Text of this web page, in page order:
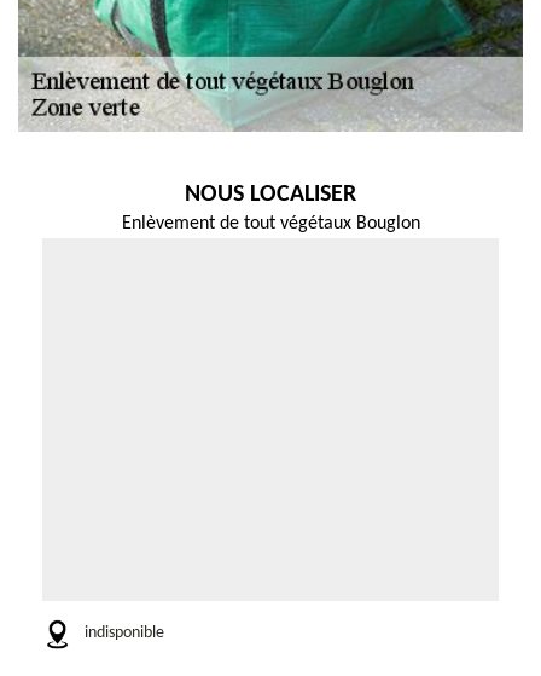
NOUS LOCALISER
Enlèvement de tout végétaux Bouglon
indisponible